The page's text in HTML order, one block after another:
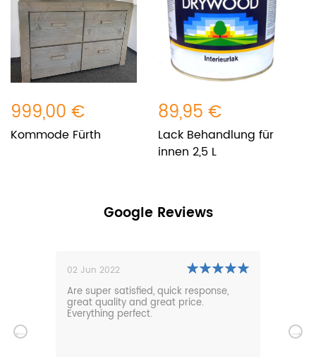
999,00 €
Kommode Fürth
89,95 €
Lack Behandlung für
innen 2,5 L
Google Reviews
02 Jun 2022
Are super satisfied, quick response,
great quality and great price.
Everything perfect.